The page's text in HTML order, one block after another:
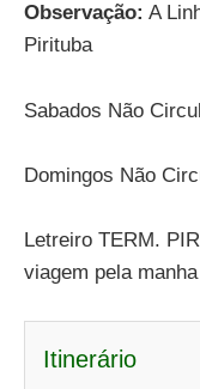
Observação: A
Pirituba
Sabados Não
Domingos Não
Letreiro TERM.
viagem pela
Itinerário